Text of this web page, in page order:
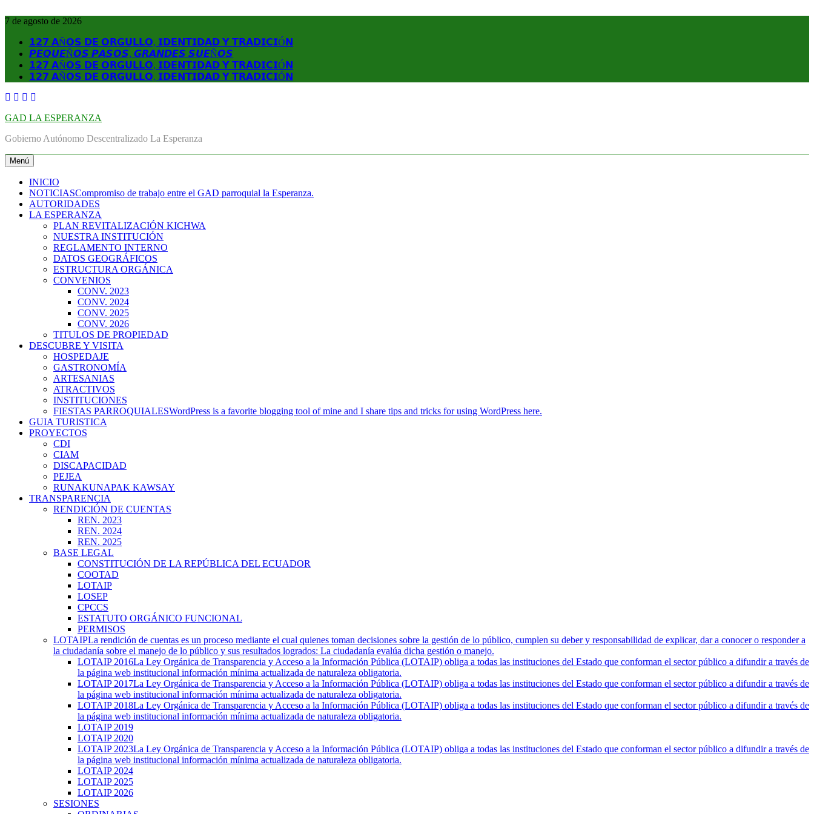
al
7 de agosto de 2026
𝟭𝟮𝟳 𝗔Ñ𝗢𝗦 𝗗𝗘 𝗢𝗥𝗚𝗨𝗟𝗟𝗢, 𝗜𝗗𝗘𝗡𝗧𝗜𝗗𝗔𝗗 𝗬 𝗧𝗥𝗔𝗗𝗜𝗖𝗜Ó𝗡
𝙋𝙀𝙌𝙐𝙀Ñ𝙊𝙎 𝙋𝘼𝙎𝙊𝙎, 𝙂𝙍𝘼𝙉𝘿𝙀𝙎 𝙎𝙐𝙀Ñ𝙊𝙎
𝟭𝟮𝟳 𝗔Ñ𝗢𝗦 𝗗𝗘 𝗢𝗥𝗚𝗨𝗟𝗟𝗢, 𝗜𝗗𝗘𝗡𝗧𝗜𝗗𝗔𝗗 𝗬 𝗧𝗥𝗔𝗗𝗜𝗖𝗜Ó𝗡
𝟭𝟮𝟳 𝗔Ñ𝗢𝗦 𝗗𝗘 𝗢𝗥𝗚𝗨𝗟𝗟𝗢, 𝗜𝗗𝗘𝗡𝗧𝗜𝗗𝗔𝗗 𝗬 𝗧𝗥𝗔𝗗𝗜𝗖𝗜Ó𝗡
GAD LA ESPERANZA
Gobierno Autónomo Descentralizado La Esperanza
Menú
INICIO
NOTICIASCompromiso de trabajo entre el GAD parroquial la Esperanza.
AUTORIDADES
LA ESPERANZA
PLAN REVITALIZACIÓN KICHWA
NUESTRA INSTITUCIÓN
REGLAMENTO INTERNO
DATOS GEOGRÁFICOS
ESTRUCTURA ORGÁNICA
CONVENIOS
CONV. 2023
CONV. 2024
CONV. 2025
CONV. 2026
TITULOS DE PROPIEDAD
DESCUBRE Y VISITA
HOSPEDAJE
GASTRONOMÍA
ARTESANIAS
ATRACTIVOS
INSTITUCIONES
FIESTAS PARROQUIALESWordPress is a favorite blogging tool of mine and I share tips and tricks for using WordPress here.
GUIA TURISTICA
PROYECTOS
CDI
CIAM
DISCAPACIDAD
PEJEA
RUNAKUNAPAK KAWSAY
TRANSPARENCIA
RENDICIÓN DE CUENTAS
REN. 2023
REN. 2024
REN. 2025
BASE LEGAL
CONSTITUCIÓN DE LA REPÚBLICA DEL ECUADOR
COOTAD
LOTAIP
LOSEP
CPCCS
ESTATUTO ORGÁNICO FUNCIONAL
PERMISOS
LOTAIPLa rendición de cuentas es un proceso mediante el cual quienes toman decisiones sobre la gestión de lo público, cumplen su deber y responsabilidad de explicar, dar a conocer o responder a
la ciudadanía sobre el manejo de lo público y sus resultados logrados: La ciudadanía evalúa dicha gestión o manejo.
LOTAIP 2016La Ley Orgánica de Transparencia y Acceso a la Información Pública (LOTAIP) obliga a todas las instituciones del Estado que conforman el sector público a difundir a través de
la página web institucional información mínima actualizada de naturaleza obligatoria.
LOTAIP 2017La Ley Orgánica de Transparencia y Acceso a la Información Pública (LOTAIP) obliga a todas las instituciones del Estado que conforman el sector público a difundir a través de
la página web institucional información mínima actualizada de naturaleza obligatoria.
LOTAIP 2018La Ley Orgánica de Transparencia y Acceso a la Información Pública (LOTAIP) obliga a todas las instituciones del Estado que conforman el sector público a difundir a través de
la página web institucional información mínima actualizada de naturaleza obligatoria.
LOTAIP 2019
LOTAIP 2020
LOTAIP 2023La Ley Orgánica de Transparencia y Acceso a la Información Pública (LOTAIP) obliga a todas las instituciones del Estado que conforman el sector público a difundir a través de
la página web institucional información mínima actualizada de naturaleza obligatoria.
LOTAIP 2024
LOTAIP 2025
LOTAIP 2026
SESIONES